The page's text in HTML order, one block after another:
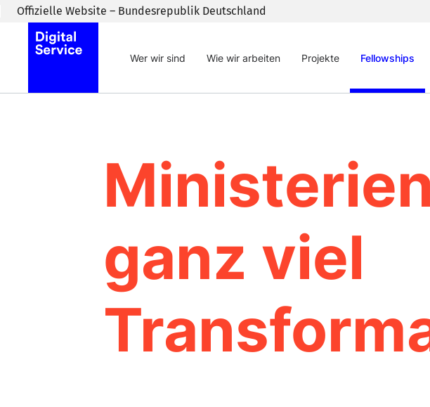
Zum Inhaltsbereich wechseln
Offizielle Website – Bundesrepublik Deutschland
Wer wir sind Wie wir arbeiten Projekte Fellowships
ganz viel